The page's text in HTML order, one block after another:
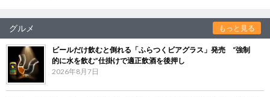
グルメ もっと見る
ビールだけ飲むと倒れる「ふらつくビアグラス」発売 “強制
的に水を飲む”仕掛けで適正飲酒を後押し
2026年8月7日